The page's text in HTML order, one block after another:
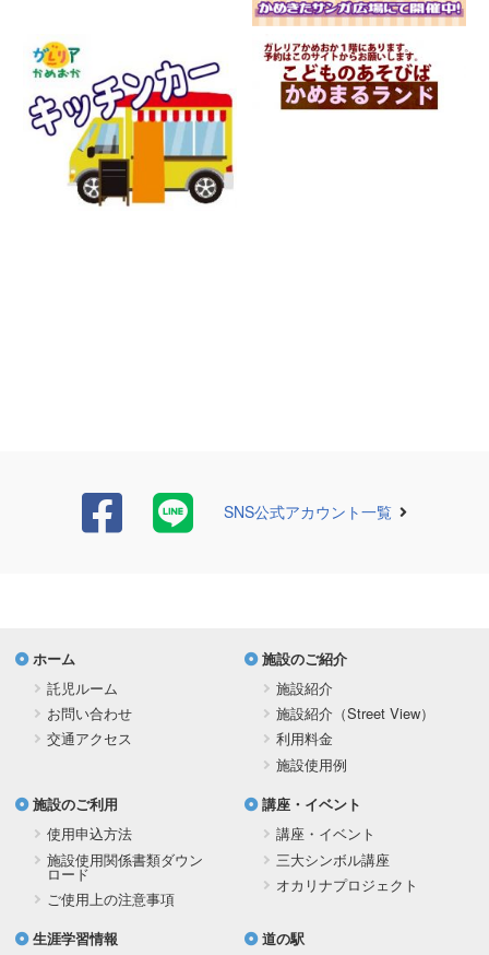
SNS公式アカウント一覧
ホーム
託児ルーム
お問い合わせ
交通アクセス
施設のご紹介
施設紹介
施設紹介（Street View）
利用料金
施設使用例
施設のご利用
使用申込方法
施設使用関係書類ダウン
ロード
ご使用上の注意事項
講座・イベント
講座・イベント
三大シンボル講座
オカリナプロジェクト
生涯学習情報 道の駅